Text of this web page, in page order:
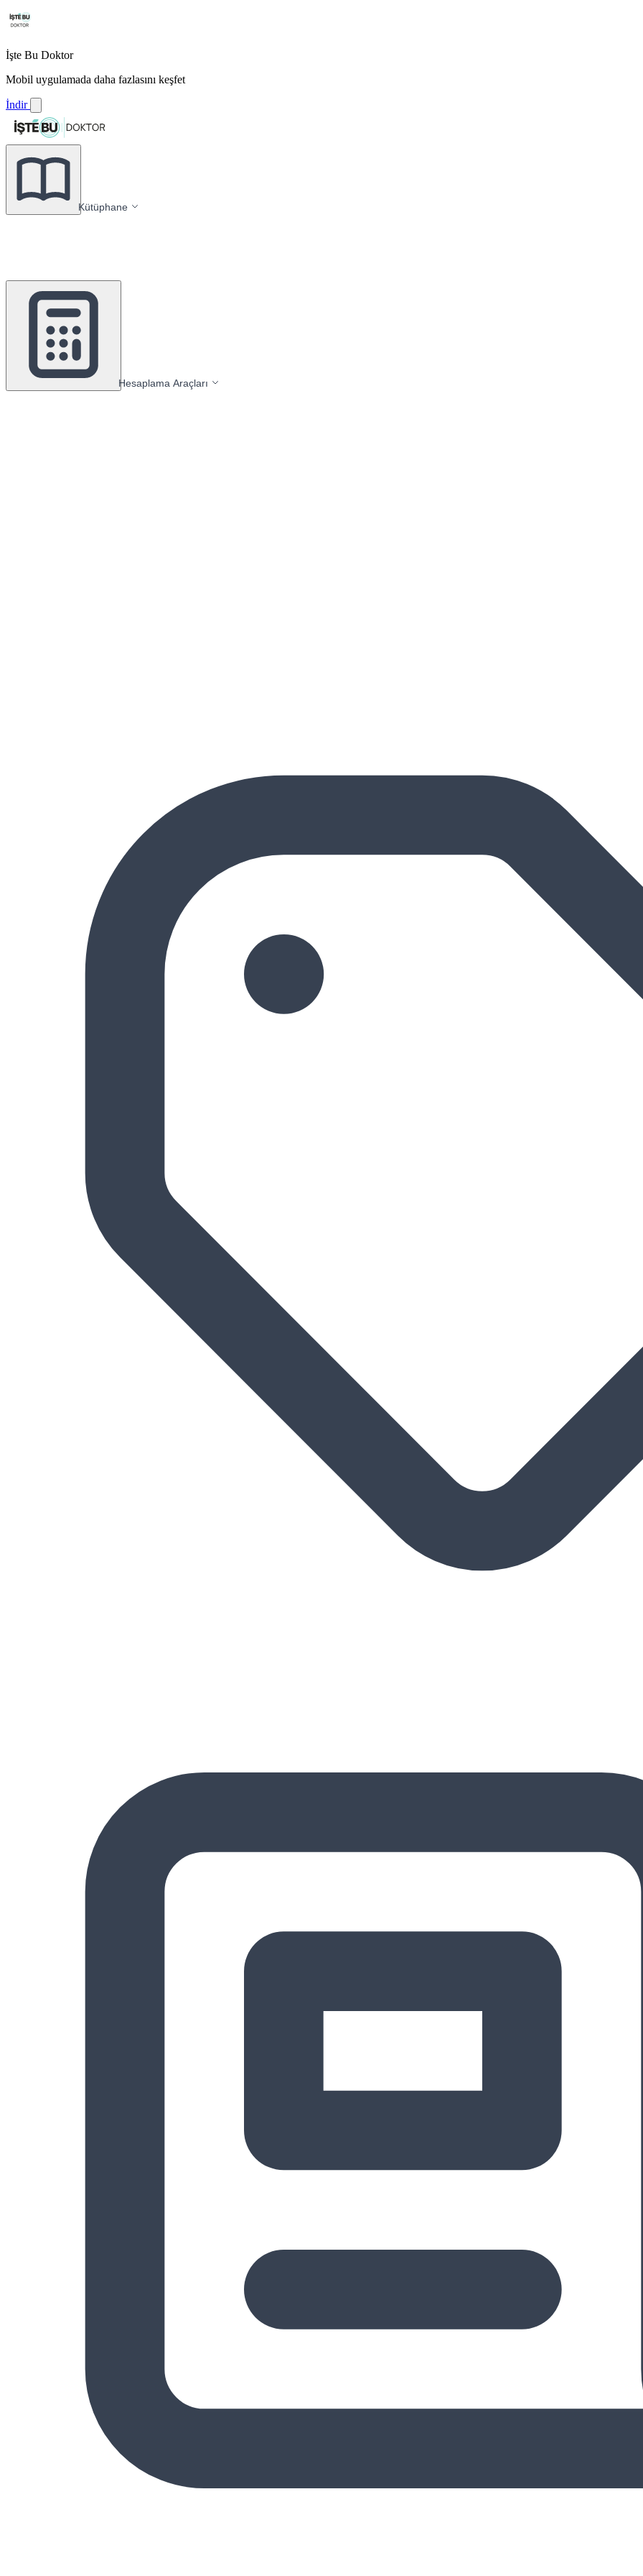
İşte Bu Doktor
Mobil uygulamada daha fazlasını keşfet
İndir
Kütüphane
Hesaplama Araçları